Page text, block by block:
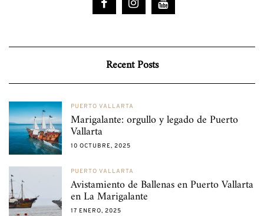
Recent Posts
PUERTO VALLARTA
Marigalante: orgullo y legado de Puerto
Vallarta
10 OCTUBRE, 2025
PUERTO VALLARTA
Avistamiento de Ballenas en Puerto Vallarta
en La Marigalante
17 ENERO, 2025